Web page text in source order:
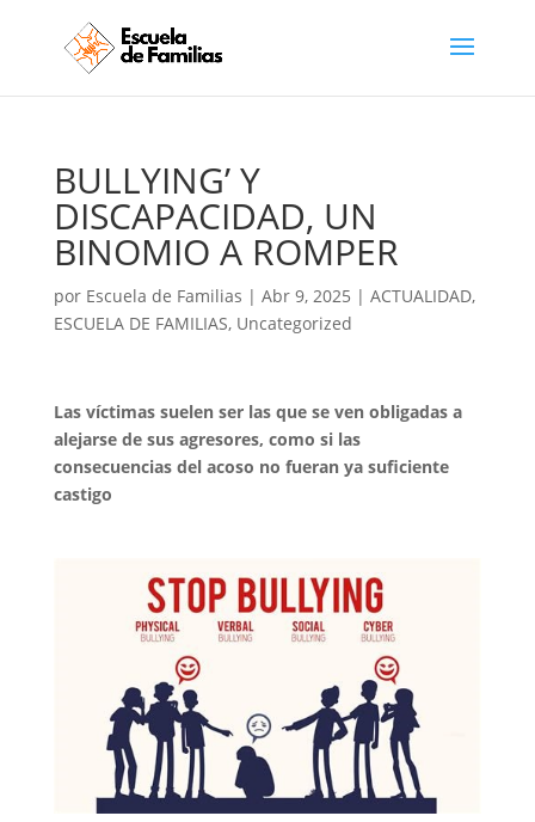
BULLYING’ Y
DISCAPACIDAD, UN
BINOMIO A ROMPER
por Escuela de Familias | Abr 9, 2025 | ACTUALIDAD,
ESCUELA DE FAMILIAS, Uncategorized
Las víctimas suelen ser las que se ven obligadas a
alejarse de sus agresores, como si las
consecuencias del acoso no fueran ya suficiente
castigo